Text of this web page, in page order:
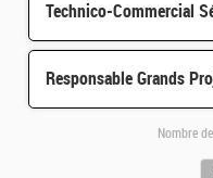
Technico-Commercial
Responsable Grands
Nombre